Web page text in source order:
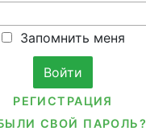
Запомнить меня
РЕГИСТРАЦИЯ
СВОЙ ПАРОЛЬ?